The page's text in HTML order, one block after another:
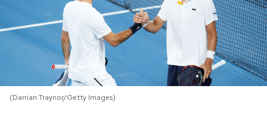
PODCAST
NEWSLETTER
(Darrian Traynor/Getty Images)